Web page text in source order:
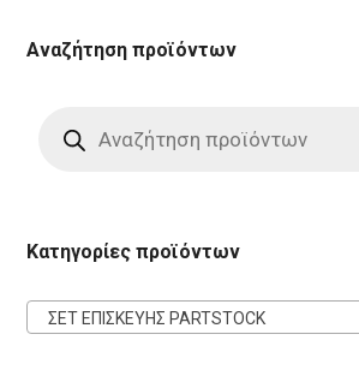
Αναζήτηση προϊόντων
search
Κατηγορίες προϊόντων
ΣΕΤ ΕΠΙΣΚΕΥΗΣ PARTSTOCK